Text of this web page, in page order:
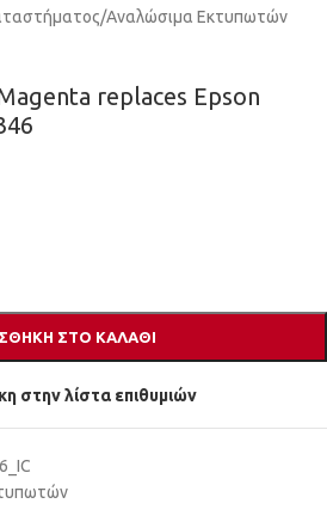
/Αναλώσιμα Εκτυπωτών
replaces Epson
ΣΤΟ ΚΑΛΆΘΙ
στην λίστα επιθυμιών